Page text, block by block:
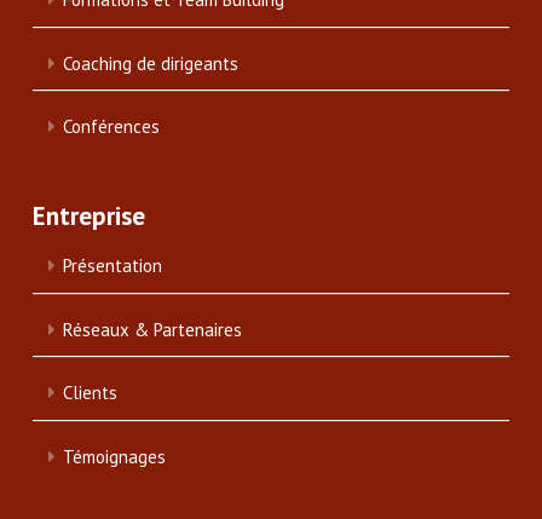
Coaching de dirigeants
Conférences
Entreprise
Présentation
Réseaux & Partenaires
Clients
Témoignages